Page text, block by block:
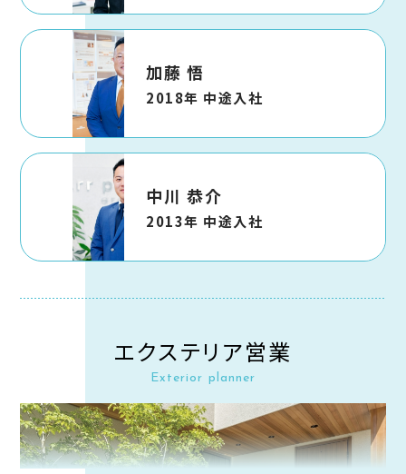
加藤 悟
2018年 中途入社
中川 恭介
2013年 中途入社
エクステリア営業
Exterior planner